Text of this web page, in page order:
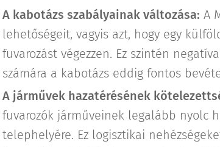
A kabotázs szabályainak változása: A
lehetőségeit, vagyis azt, hogy egy
fuvarozást végezzen. Ez szintén
számára a kabotázs eddig fontos
A járművek hazatérésének
fuvarozók járműveinek legalább nyolc
telephelyére. Ez logisztikai